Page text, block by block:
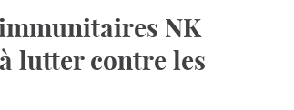
NK
lutter contre les